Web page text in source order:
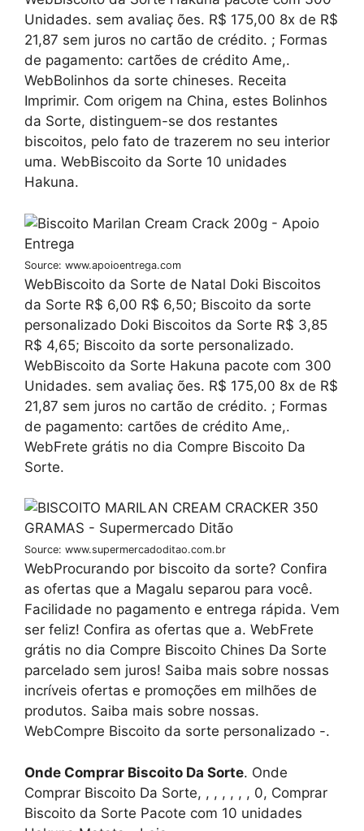
Unidades. sem avaliaç ões. R$ 175,00 8x de R$
21,87 sem juros no cartão de crédito. ; Formas
de pagamento: cartões de crédito Ame,.
WebBolinhos da sorte chineses. Receita
Imprimir. Com origem na China, estes Bolinhos
da Sorte, distinguem-se dos restantes
biscoitos, pelo fato de trazerem no seu interior
uma. WebBiscoito da Sorte 10 unidades
Hakuna.
Source: www.apoioentrega.com
WebBiscoito da Sorte de Natal Doki Biscoitos
da Sorte R$ 6,00 R$ 6,50; Biscoito da sorte
personalizado Doki Biscoitos da Sorte R$ 3,85
R$ 4,65; Biscoito da sorte personalizado.
WebBiscoito da Sorte Hakuna pacote com 300
Unidades. sem avaliaç ões. R$ 175,00 8x de R$
21,87 sem juros no cartão de crédito. ; Formas
de pagamento: cartões de crédito Ame,.
WebFrete grátis no dia Compre Biscoito Da
Sorte.
Source: www.supermercadoditao.com.br
WebProcurando por biscoito da sorte? Confira
as ofertas que a Magalu separou para você.
Facilidade no pagamento e entrega rápida. Vem
ser feliz! Confira as ofertas que a. WebFrete
grátis no dia Compre Biscoito Chines Da Sorte
parcelado sem juros! Saiba mais sobre nossas
incríveis ofertas e promoções em milhões de
produtos. Saiba mais sobre nossas.
WebCompre Biscoito da sorte personalizado -.
Onde Comprar Biscoito Da Sorte. Onde
Comprar Biscoito Da Sorte, , , , , , , 0, Comprar
Biscoito da Sorte Pacote com 10 unidades